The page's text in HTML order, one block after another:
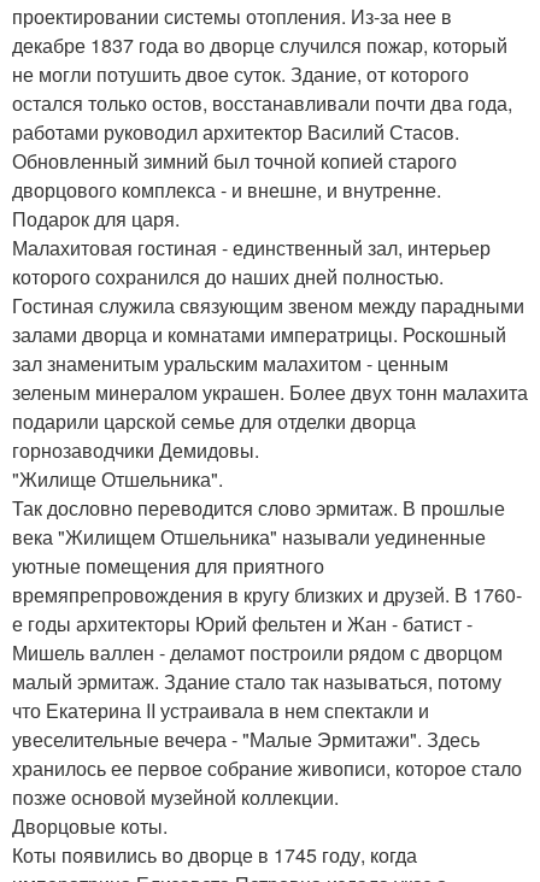
проектировании системы отопления. Из-за нее в
декабре 1837 года во дворце случился пожар, который
не могли потушить двое суток. Здание, от которого
остался только остов, восстанавливали почти два года,
работами руководил архитектор Василий Стасов.
Обновленный зимний был точной копией старого
дворцового комплекса - и внешне, и внутренне.
Подарок для царя.
Малахитовая гостиная - единственный зал, интерьер
которого сохранился до наших дней полностью.
Гостиная служила связующим звеном между парадными
залами дворца и комнатами императрицы. Роскошный
зал знаменитым уральским малахитом - ценным
зеленым минералом украшен. Более двух тонн малахита
подарили царской семье для отделки дворца
горнозаводчики Демидовы.
"Жилище Отшельника".
Так дословно переводится слово эрмитаж. В прошлые
века "Жилищем Отшельника" называли уединенные
уютные помещения для приятного
времяпрепровождения в кругу близких и друзей. В 1760-
е годы архитекторы Юрий фельтен и Жан - батист -
Мишель валлен - деламот построили рядом с дворцом
малый эрмитаж. Здание стало так называться, потому
что Екатерина II устраивала в нем спектакли и
увеселительные вечера - "Малые Эрмитажи". Здесь
хранилось ее первое собрание живописи, которое стало
позже основой музейной коллекции.
Дворцовые коты.
Коты появились во дворце в 1745 году, когда